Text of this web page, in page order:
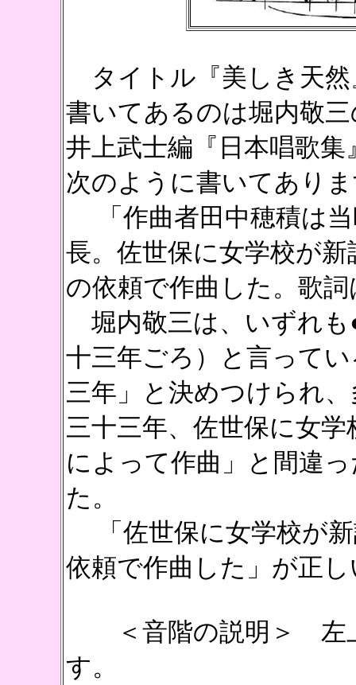
タイトル『美しき天然
書いてあるのは堀内敬
井上武士編『日本唱歌
次のように書いてあり
「作曲者田中穂積は当
長。佐世保に女学校が
の依頼で作曲した。歌
堀内敬三は、いずれも
十三年ごろ）と言って
三年」と決めつけられ
三十三年、佐世保に女
によって作曲」と間違
た。
「佐世保に女学校が新
依頼で作曲した」が正し
＜音階の説明＞ 左上
す。